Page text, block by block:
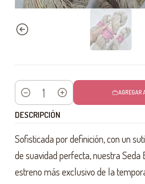
Cantidad
AGREGAR
DESCRIPCIÓN
Sofisticada por definición, con un
de suavidad perfecta, nuestra Seda
estreno más exclusivo de la